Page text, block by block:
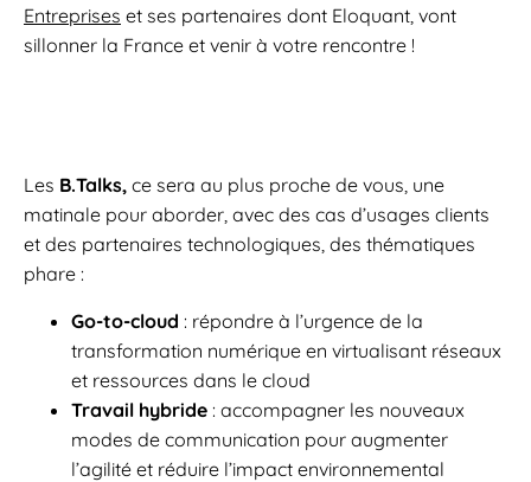
Entreprises et ses partenaires dont Eloquant, vont
sillonner la France et venir à votre rencontre !
Les B.Talks, ce sera au plus proche de vous, une
matinale pour aborder, avec des cas d’usages clients
et des partenaires technologiques, des thématiques
phare :
Go-to-cloud : répondre à l’urgence de la
transformation numérique en virtualisant réseaux
et ressources dans le cloud
Travail hybride : accompagner les nouveaux
modes de communication pour augmenter
l’agilité et réduire l’impact environnemental